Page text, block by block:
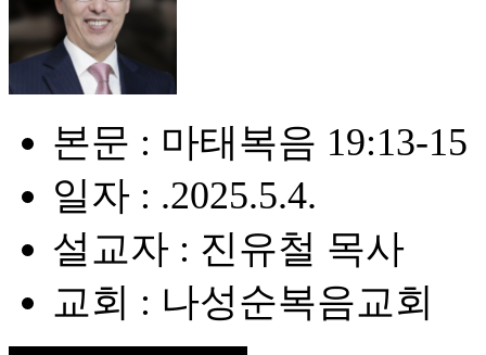
본문 : 마태복음 19:13-15
일자 : .2025.5.4.
설교자 : 진유철 목사
교회 : 나성순복음교회